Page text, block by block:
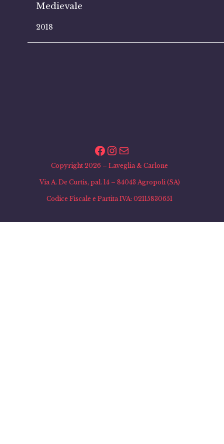
Medievale
2018
Facebook
Instagram
Email
Copyright 2026 – Laveglia & Carlone
Via A. De Curtis, pal. 14 – 84043 Agropoli (SA)
Codice Fiscale e Partita IVA: 02115830651